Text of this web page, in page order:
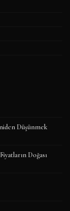
Düşünmek
Doğası